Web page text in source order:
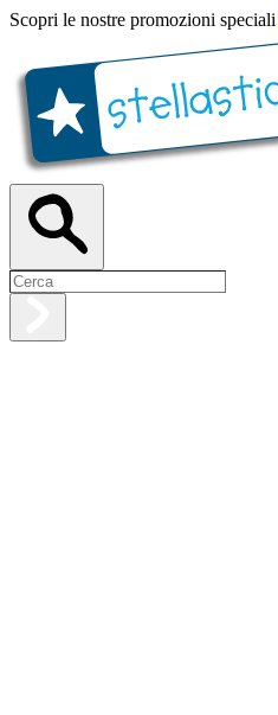
Scopri le nostre promozioni speciali